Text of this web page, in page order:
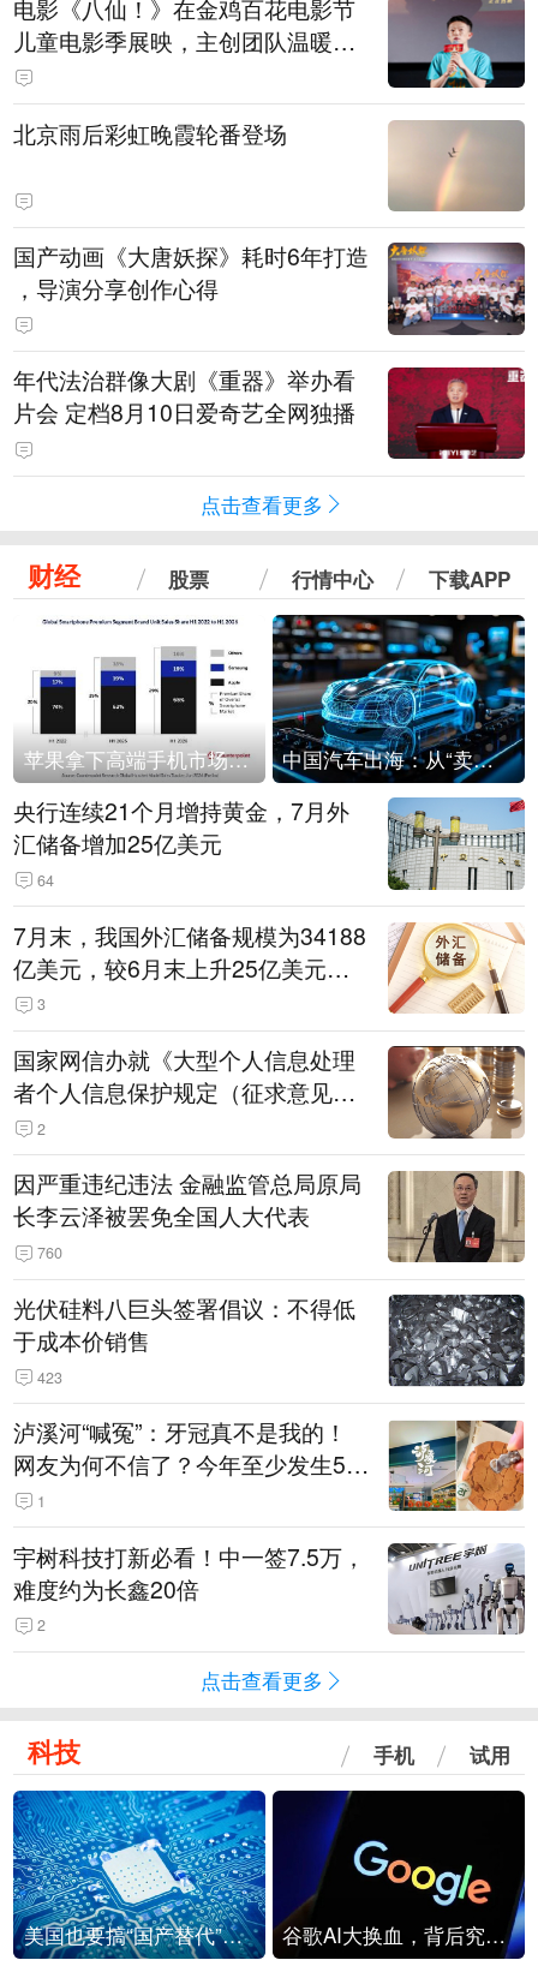
电影《八仙！》在金鸡百花电影节
儿童电影季展映，主创团队温暖寄
语小观众
北京雨后彩虹晚霞轮番登场
国产动画《大唐妖探》耗时6年打造
，导演分享创作心得
年代法治群像大剧《重器》举办看
片会 定档8月10日爱奇艺全网独播
点击查看更多
财经 股票 行情中心 下载APP
苹果拿下高端手机市场65%的份额：iPhone 17系列功不可没 中国汽车出海：从“卖出去”到“走进去”
央行连续21个月增持黄金，7月外
汇储备增加25亿美元
64
7月末，我国外汇储备规模为34188
亿美元，较6月末上升25亿美元，
升幅为0.07%
3
国家网信办就《大型个人信息处理
者个人信息保护规定（征求意见
稿）》公开征求意见
2
因严重违纪违法 金融监管总局原局
长李云泽被罢免全国人大代表
760
光伏硅料八巨头签署倡议：不得低
于成本价销售
423
泸溪河“喊冤”：牙冠真不是我的！
网友为何不信了？今年至少发生5
起“食品冤案”
1
宇树科技打新必看！中一签7.5万，
难度约为长鑫20倍
2
点击查看更多
科技 手机 试用
美国也要搞“国产替代”？先算清三笔账 谷歌AI大换血，背后究竟发生了什么？